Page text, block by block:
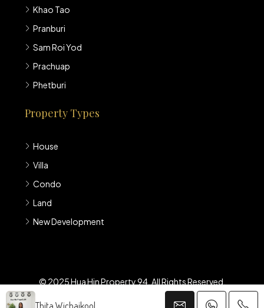
Thita Wichaikool
Khao Tao
Pranburi
Sam Roi Yod
Prachuap
Phetburi
Property Types
House
Villa
Condo
Land
New Development
© 2025 Hua Hin Property 94. All Rights Reserved.